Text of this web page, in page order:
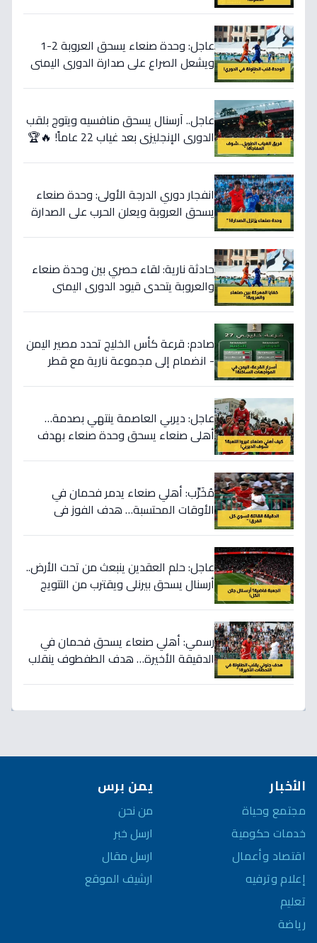
عاجل: وحدة صنعاء يسحق العروبة 2-1
ويشعل الصراع على صدارة الدوري اليمني
عاجل.. آرسنال يسحق منافسيه ويتوج بلقب
الدوري الإنجليزي بعد غياب 22 عاماً! 🔥🏆
انفجار دوري الدرجة الأولى: وحدة صنعاء
يسحق العروبة ويعلن الحرب على الصدارة
حادثة نارية: لقاء حصري بين وحدة صنعاء
والعروبة يتحدى قيود الدوري اليمني
صادم: قرعة كأس الخليج تحدد مصير اليمن
- انضمام إلى مجموعة نارية مع قطر
عاجل: ديربي العاصمة ينتهي بصدمة…
أهلي صنعاء يسحق وحدة صنعاء بهدف
مُخَرِّب: أهلي صنعاء يدمر فحمان في
الأوقات المحتسبة… هدف الفوز في
عاجل: حلم العقدين ينبعث من تحت الأرض..
أرسنال يسحق بيرنلي ويقترب من التتويج
رسمي: أهلي صنعاء يسحق فحمان في
الدقيقة الأخيرة… هدف الطفطوف ينقلب
الأخبار
مجتمع وحياة
خدمات حكومية
اقتصاد وأعمال
إعلام وترفيه
تعليم
رياضة
يمن برس
من نحن
ارسل خبر
ارسل مقال
ارشيف الموقع